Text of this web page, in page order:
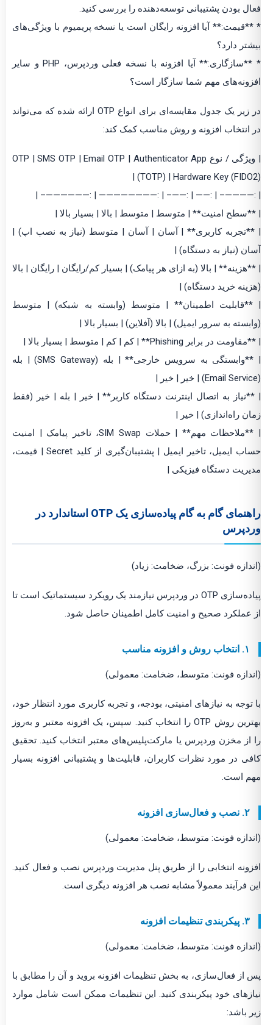
فعال بودن پشتیبانی توسعه‌دهنده را بررسی کنید.
* **قیمت:** آیا افزونه رایگان است یا نسخه پریمیوم با ویژگی‌های
بیشتر دارد؟
* **سازگاری:** آیا افزونه با نسخه فعلی وردپرس، PHP و سایر
افزونه‌های مهم شما سازگار است؟
در زیر یک جدول مقایسه‌ای برای انواع OTP ارائه شده که می‌تواند
در انتخاب افزونه و روش مناسب کمک کند:
| ویژگی / نوع OTP | SMS OTP | Email OTP | Authenticator App
(TOTP) | Hardware Key (FIDO2) |
| :————– | :—— | :——– | :———————— | :——————– |
| **سطح امنیت** | متوسط | متوسط | بالا | بسیار بالا |
| **تجربه کاربری** | آسان | آسان | متوسط (نیاز به نصب اپ) |
آسان (نیاز به دستگاه) |
| **هزینه** | بالا (به ازای هر پیامک) | بسیار کم/رایگان | رایگان | بالا
(هزینه خرید دستگاه) |
| **قابلیت اطمینان** | متوسط (وابسته به شبکه) | متوسط
(وابسته به سرور ایمیل) | بالا (آفلاین) | بسیار بالا |
| **مقاومت در برابر Phishing** | کم | کم | متوسط | بسیار بالا |
| **وابستگی به سرویس خارجی** | بله (SMS Gateway) | بله
(Email Service) | خیر | خیر |
| **نیاز به اتصال اینترنت دستگاه کاربر** | خیر | بله | خیر (فقط
زمان راه‌اندازی) | خیر |
| **ملاحظات مهم** | حملات SIM Swap، تاخیر پیامک | امنیت
حساب ایمیل، تاخیر ایمیل | پشتیبان‌گیری از کلید Secret | قیمت،
مدیریت دستگاه فیزیکی |
راهنمای گام به گام پیاده‌سازی یک OTP استاندارد در
وردپرس
(اندازه فونت: بزرگ، ضخامت: زیاد)
پیاده‌سازی OTP در وردپرس نیازمند یک رویکرد سیستماتیک است تا
از عملکرد صحیح و امنیت کامل اطمینان حاصل شود.
۱. انتخاب روش و افزونه مناسب
(اندازه فونت: متوسط، ضخامت: معمولی)
با توجه به نیازهای امنیتی، بودجه، و تجربه کاربری مورد انتظار خود،
بهترین روش OTP را انتخاب کنید. سپس، یک افزونه معتبر و به‌روز
را از مخزن وردپرس یا مارکت‌پلیس‌های معتبر انتخاب کنید. تحقیق
کافی در مورد نظرات کاربران، قابلیت‌ها و پشتیبانی افزونه بسیار
مهم است.
۲. نصب و فعال‌سازی افزونه
(اندازه فونت: متوسط، ضخامت: معمولی)
افزونه انتخابی را از طریق پنل مدیریت وردپرس نصب و فعال کنید.
این فرآیند معمولاً مشابه نصب هر افزونه دیگری است.
۳. پیکربندی تنظیمات افزونه
(اندازه فونت: متوسط، ضخامت: معمولی)
پس از فعال‌سازی، به بخش تنظیمات افزونه بروید و آن را مطابق با
نیازهای خود پیکربندی کنید. این تنظیمات ممکن است شامل موارد
زیر باشد: